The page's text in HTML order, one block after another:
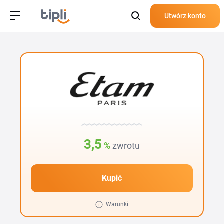
Utwórz konto
3,5 % zwrotu
Kupić
Warunki